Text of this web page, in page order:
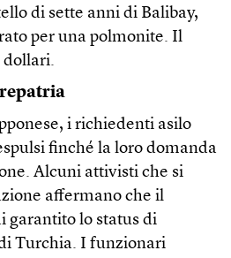
di sette anni di Balibay,
per una polmonite. Il
dollari.
i richiedenti asilo
finché la loro domanda
Alcuni attivisti che si
affermano che il
garantito lo status di
Turchia. I funzionari